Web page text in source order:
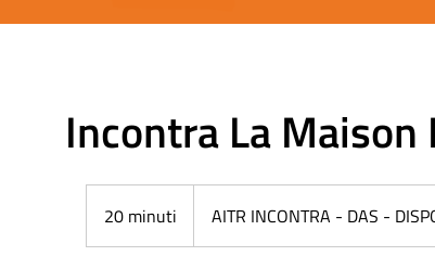
Incontra La Maison
20 minuti
0
AITR INCONTRA - DAS -